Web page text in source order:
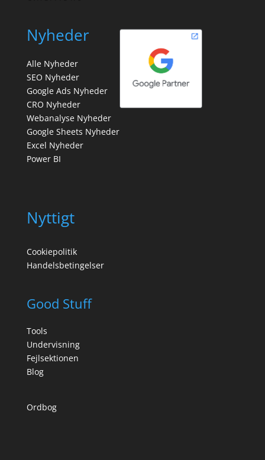
Nyheder
Alle Nyheder
SEO Nyheder
Google Ads Nyheder
CRO Nyheder
Webanalyse Nyheder
Google Sheets Nyheder
Excel Nyheder
Power BI
Nyttigt
Cookiepolitik
Handelsbetingelser
Good Stuff
Tools
Undervisning
Fejlsektionen
Blog
Ordbog